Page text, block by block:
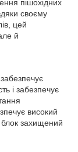
пішохідних
своєму
цей
й
і забезпечує
високий
блок захищений